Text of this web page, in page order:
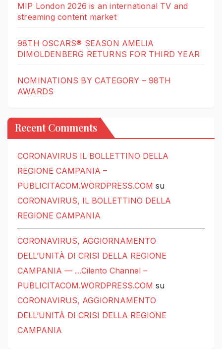
MIP London 2026 is an international TV and
streaming content market
98TH OSCARS® SEASON AMELIA
DIMOLDENBERG RETURNS FOR THIRD YEAR
NOMINATIONS BY CATEGORY – 98TH
AWARDS
Recent Comments
CORONAVIRUS IL BOLLETTINO DELLA
REGIONE CAMPANIA –
PUBLICITACOM.WORDPRESS.COM su
CORONAVIRUS, IL BOLLETTINO DELLA
REGIONE CAMPANIA
CORONAVIRUS, AGGIORNAMENTO
DELL’UNITÀ DI CRISI DELLA REGIONE
CAMPANIA — …Cilento Channel –
PUBLICITACOM.WORDPRESS.COM su
CORONAVIRUS, AGGIORNAMENTO
DELL’UNITÀ DI CRISI DELLA REGIONE
CAMPANIA